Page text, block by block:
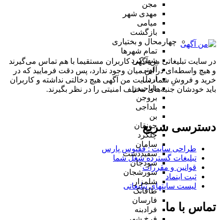
مجن
مهدی شهر
میامی
بازگشت
چهارمحال و بختیاری
تمام شهر‌ها
شهرکرد
آلونی
اردل
باباحیدر
بروجن
بلداجی
بن
جونقان
چلگرد
سامان
سفیددشت
سودجان
سورشجان
شلمزار
طاقانک
فارسان
فرادبنه
در سایت تبلیغاتی من آگهی کاربران مستقیما با هم تماس می‌گیرند
و هیچ واسطه‌ای در این میان وجود ندارد، پس دقت فرمایید که در
خرید و فروشِ شما، سایت من آگهی هیچ دخالتی نداشته و کاربران
باید خودشان جنبه‌های مختلف امنیتی را در نظر بگیرند.
دسترسی سریع
طراحی سایت :‌ ققنوس پارس
تبلیغات گسترده شغل شما
قوانین و مقررات
ثبت اینماد
لیست سایتهای تبلیغاتی
تماس با ما